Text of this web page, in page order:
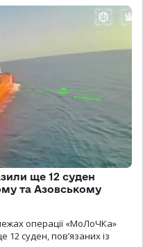
ще 12 суден
та Азовському
операції «МоЛоЧКа»
суден, пов’язаних із